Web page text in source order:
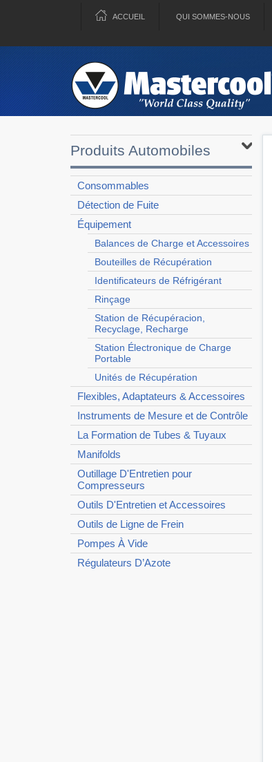
ACCUEIL QUI SOMMES-NOUS
Produits Automobiles
Consommables
Détection de Fuite
Équipement
Balances de Charge et Accessoires
Bouteilles de Récupération
Identificateurs de Réfrigérant
Rinçage
Station de Récupéracion,
Recyclage, Recharge
Station Électronique de Charge
Portable
Unités de Récupération
Flexibles, Adaptateurs & Accessoires
Instruments de Mesure et de Contrôle
La Formation de Tubes & Tuyaux
Manifolds
Outillage D'Entretien pour
Compresseurs
Outils D'Entretien et Accessoires
Outils de Ligne de Frein
Pompes À Vide
Régulateurs D’Azote